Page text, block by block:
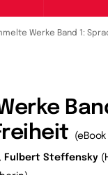
Werke Band 1:
(eBook
Fulbert Steffensky